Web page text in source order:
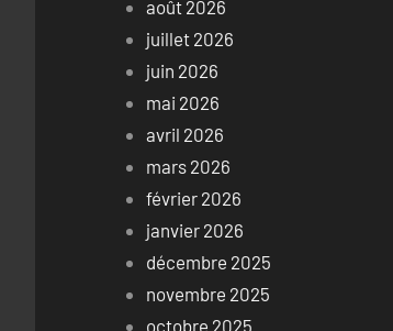
août 2026
juillet 2026
juin 2026
mai 2026
avril 2026
mars 2026
février 2026
janvier 2026
décembre 2025
novembre 2025
octobre 2025